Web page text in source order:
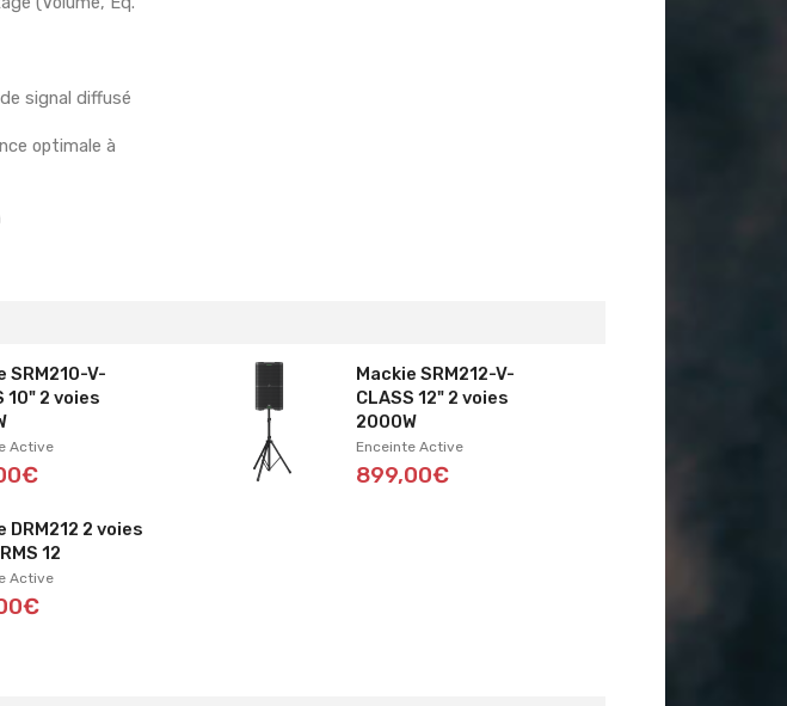
signal diffusé
optimale à
SRM210-V-
10" 2 voies
Active
Mackie SRM212-V-
CLASS 12" 2 voies
2000W
Enceinte Active
899,00€
DRM212 2 voies
12
Active